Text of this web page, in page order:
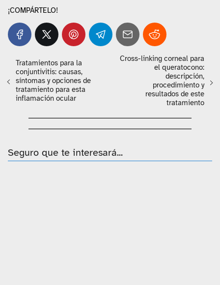
¡COMPÁRTELO!
Tratamientos para la
conjuntivitis: causas,
síntomas y opciones de
tratamiento para esta
inflamación ocular
Cross-linking corneal para
el queratocono:
descripción,
procedimiento y
resultados de este
tratamiento
Seguro que te interesará...